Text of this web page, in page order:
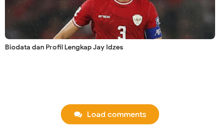
Biodata dan Profil Lengkap Jay Idzes
Load comments